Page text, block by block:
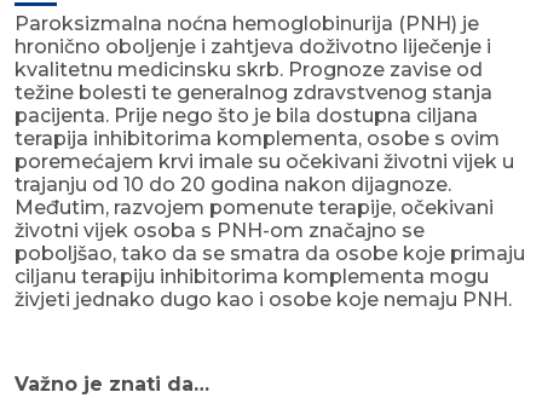
Paroksizmalna noćna hemoglobinurija (PNH) je
hronično oboljenje i zahtjeva doživotno liječenje i
kvalitetnu medicinsku skrb. Prognoze zavise od
težine bolesti te generalnog zdravstvenog stanja
pacijenta. Prije nego što je bila dostupna ciljana
terapija inhibitorima komplementa, osobe s ovim
poremećajem krvi imale su očekivani životni vijek u
trajanju od 10 do 20 godina nakon dijagnoze.
Međutim, razvojem pomenute terapije, očekivani
životni vijek osoba s PNH-om značajno se
poboljšao, tako da se smatra da osobe koje primaju
ciljanu terapiju inhibitorima komplementa mogu
živjeti jednako dugo kao i osobe koje nemaju PNH.
Važno je znati da…